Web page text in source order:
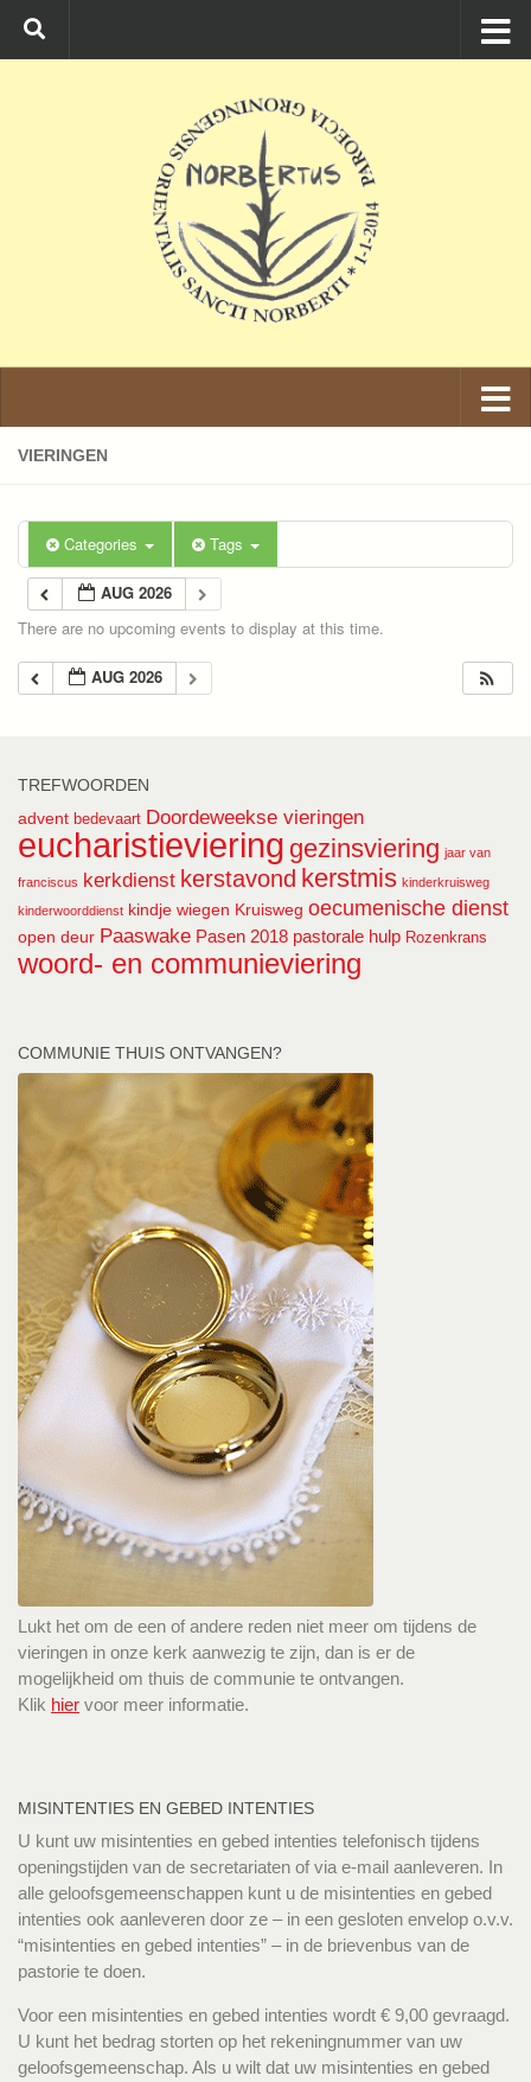
Ga naar de inhoud
VIERINGEN
Categories Tags
AUG 2026
There are no upcoming events to display at this time.
AUG 2026
TREFWOORDEN
advent bedevaart Doordeweekse vieringen
eucharistieviering gezinsviering jaar van
franciscus kerkdienst kerstavond kerstmis kinderkruisweg
kinderwoorddienst kindje wiegen Kruisweg oecumenische dienst
open deur Paaswake Pasen 2018 pastorale hulp Rozenkrans
woord- en communieviering
COMMUNIE THUIS ONTVANGEN?
Lukt het om de een of andere reden niet meer om tijdens de
vieringen in onze kerk aanwezig te zijn, dan is er de
mogelijkheid om thuis de communie te ontvangen.
Klik hier voor meer informatie.
MISINTENTIES EN GEBED INTENTIES
U kunt uw misintenties en gebed intenties telefonisch tijdens
openingstijden van de secretariaten of via e-mail aanleveren. In
alle geloofsgemeenschappen kunt u de misintenties en gebed
intenties ook aanleveren door ze – in een gesloten envelop o.v.v.
“misintenties en gebed intenties” – in de brievenbus van de
pastorie te doen.
Voor een misintenties en gebed intenties wordt € 9,00 gevraagd.
U kunt het bedrag storten op het rekeningnummer van uw
geloofsgemeenschap. Als u wilt dat uw misintenties en gebed